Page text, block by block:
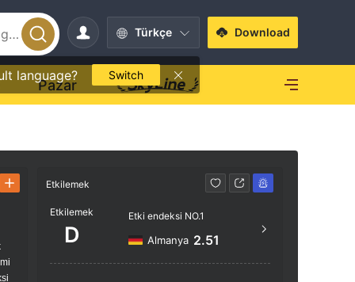
Türkçe
language? Switch
Download
Pazar
Etkilemek
Etkilemek
D
Etki endeksi NO.1
Almanya 2.51